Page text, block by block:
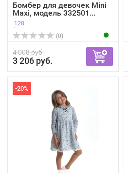
Бомбер для девочек Mini
Maxi, модель 332501...
128
(0)
4 008 руб.
3 206 руб.
-20%